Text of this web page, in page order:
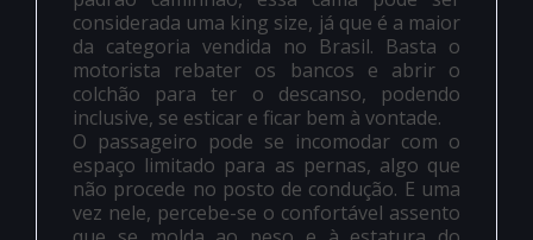
considerada uma king size, já que é a maior
da categoria vendida no Brasil. Basta o
motorista rebater os bancos e abrir o
colchão para ter o descanso, podendo
inclusive, se esticar e ficar bem à vontade.
O passageiro pode se incomodar com o
espaço limitado para as pernas, algo que
não procede no posto de condução. E uma
vez nele, percebe-se o confortável assento